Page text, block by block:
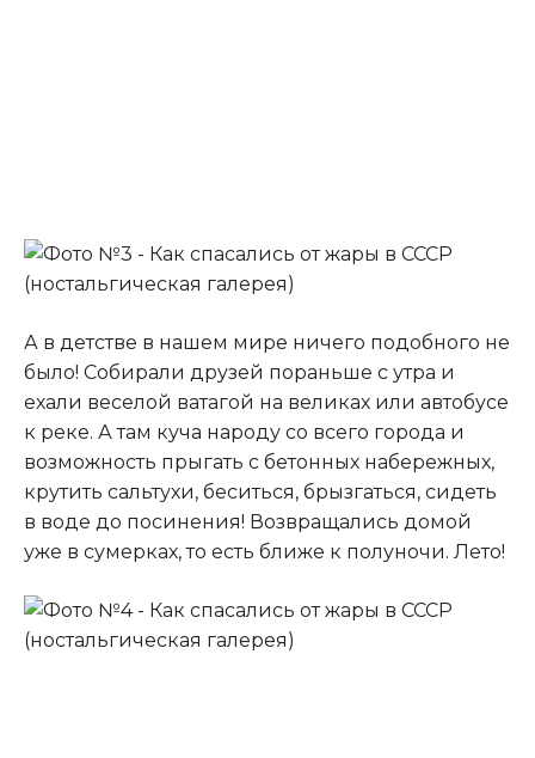
А в детстве в нашем мире ничего подобного не
было! Собирали друзей пораньше с утра и
ехали веселой ватагой на великах или автобусе
к реке. А там куча народу со всего города и
возможность прыгать с бетонных набережных,
крутить сальтухи, беситься, брызгаться, сидеть
в воде до посинения! Возвращались домой
уже в сумерках, то есть ближе к полуночи. Лето!